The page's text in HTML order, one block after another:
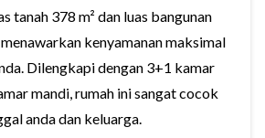
tanah 378 m² dan luas bangunan
menawarkan kenyamanan maksimal
Dilengkapi dengan 3+1 kamar
mandi, rumah ini sangat cocok
anda dan keluarga.